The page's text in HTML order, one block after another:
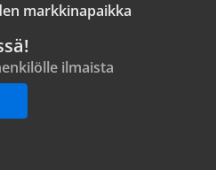
markkinapaikka
ilmaista